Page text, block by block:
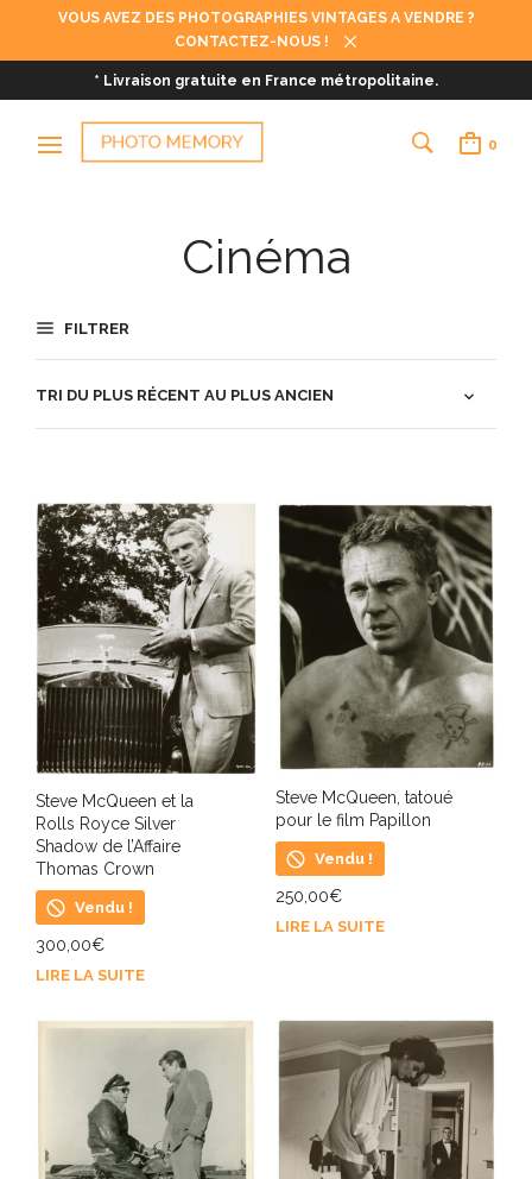
VOUS AVEZ DES PHOTOGRAPHIES VINTAGES A VENDRE ?
CONTACTEZ-NOUS !
* Livraison gratuite en France métropolitaine.
0
Cinéma
FILTRER
Steve McQueen et la
Rolls Royce Silver
Shadow de l’Affaire
Thomas Crown
Vendu !
300,00€
LIRE LA SUITE
Steve McQueen, tatoué
pour le film Papillon
Vendu !
250,00€
LIRE LA SUITE